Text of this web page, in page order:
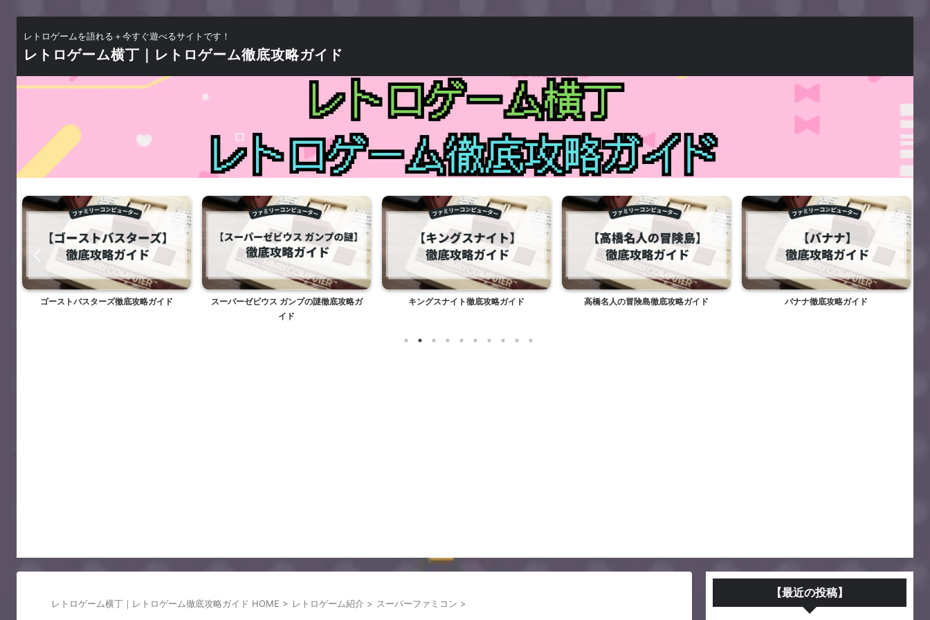
レトロゲームを語れる＋今すぐ遊べるサイトです！
レトロゲーム横丁｜レトロゲーム徹底攻略ガイド
ゴーストバスターズ徹底攻略ガイド
スーパーゼビウス ガンプの謎徹底攻略ガ
キングスナイト徹底攻略ガイド 高橋名人の冒険島徹底攻略ガイド バナナ徹底攻略ガイド
レトロゲーム横丁｜レトロゲーム徹底攻略ガイド HOME > レトロゲーム紹介 > スーパーファミコン >
【最近の投稿】